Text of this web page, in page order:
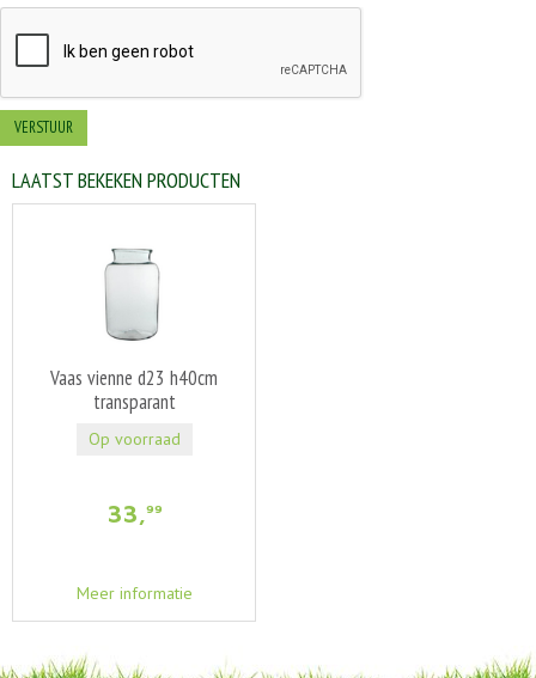
LAATST BEKEKEN PRODUCTEN
Vaas vienne d23 h40cm
transparant
33,99
Meer informatie
Op voorraad